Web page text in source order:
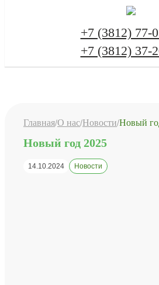
+7 (3812) 77-
+7 (3812) 37-
Главная О нас Новости Новый
Новый год 2025
14.10.2024 Новости